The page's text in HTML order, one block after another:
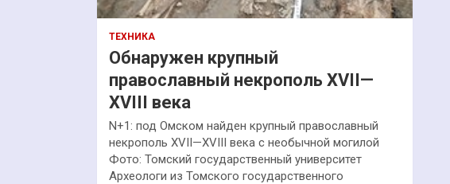
ТЕХНИКА
Обнаружен крупный
православный некрополь XVII—
XVIII века
N+1: под Омском найден крупный православный
некрополь XVII—XVIII века с необычной могилой
Фото: Томский государственный университет
Археологи из Томского государственного